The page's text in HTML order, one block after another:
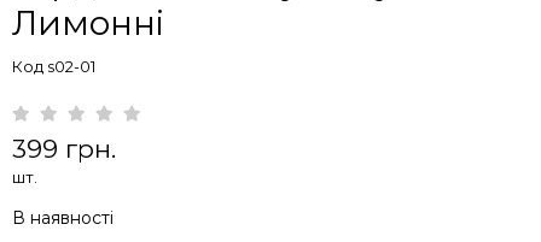
Лимонні
Код s02-01
399 грн.
шт.
В наявності